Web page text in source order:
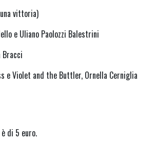
vittoria)
e Uliano Paolozzi Balestrini
Bracci
e Violet and the Buttler, Ornella Cerniglia
di 5 euro.